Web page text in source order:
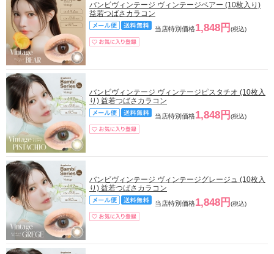
バンビヴィンテージ ヴィンテージベアー (10枚入り)
益若つばさカラコン
当店特別価格1,848円 (税込)
バンビヴィンテージ ヴィンテージピスタチオ (10枚入
り) 益若つばさカラコン
当店特別価格1,848円 (税込)
バンビヴィンテージ ヴィンテージグレージュ (10枚入
り) 益若つばさカラコン
当店特別価格1,848円 (税込)